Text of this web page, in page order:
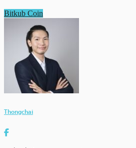
Bitkub Coin
Thongchai